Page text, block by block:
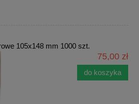
105x148 mm 1000 szt.
75,00 zł
do koszyka